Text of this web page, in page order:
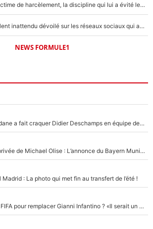
F1 - Lewis Hamilton victime de harcèlement, la discipline qui lui a évité le pire : «J'aurais probablement mal tourné»
Lewis Hamilton : Le talent inattendu dévoilé sur les réseaux sociaux qui a impressionné Kim Kardashian pendant leurs vacances en amoureux !
NEWS FORMULE1
Le jour où Zinedine Zidane a fait craquer Didier Deschamps en équipe de France : «Je m’en suis voulu», l’ancien sélectionneur a regretté son geste !
Scandale dans la vie privée de Michael Olise : L’annonce du Bayern Munich sur son enfant caché
Madrid : La photo qui met fin au transfert de l’été !
Du PSG à la tête de la FIFA pour remplacer Gianni Infantino ? «Il serait un mauvais président», le patron de la Liga s'attaque à Nasser Al-Khelaïfi !